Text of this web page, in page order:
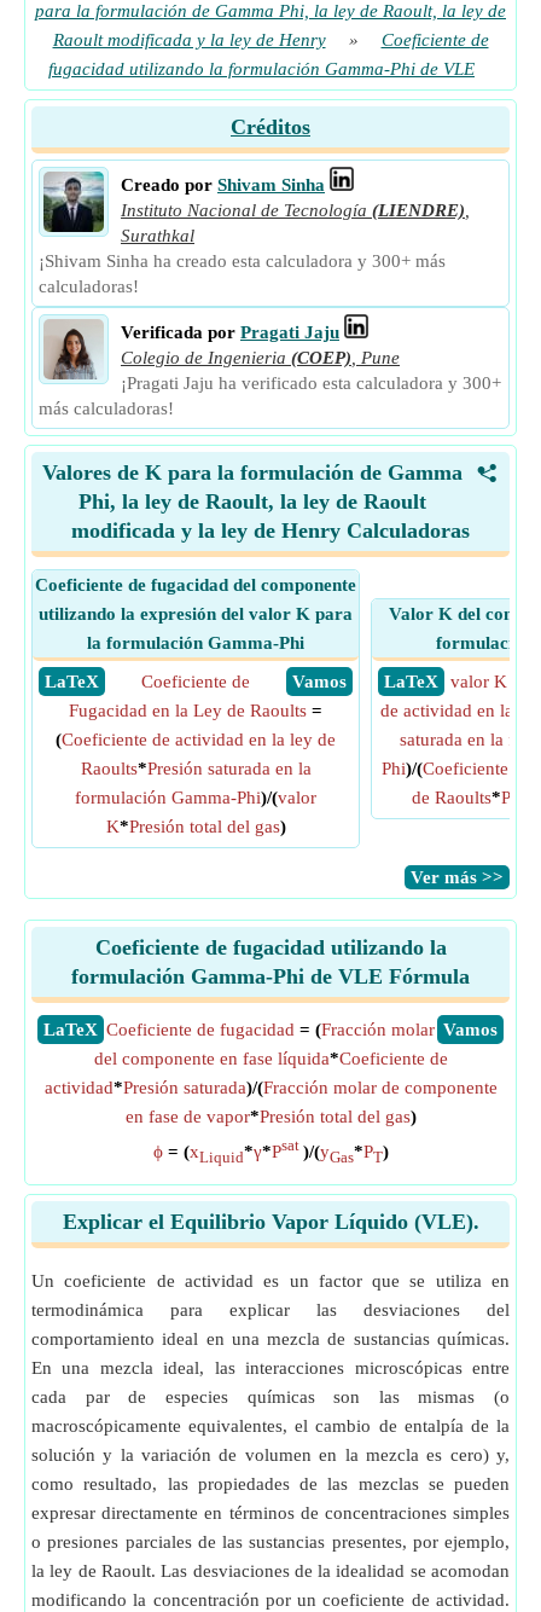
para la formulación de Gamma Phi, la ley de Raoult, la ley de
Raoult modificada y la ley de Henry
»
Coeficiente de
fugacidad utilizando la formulación Gamma-Phi de VLE
Créditos
Creado por Shivam Sinha
Instituto Nacional de Tecnología (LIENDRE)
Surathkal
¡Shivam Sinha ha creado esta calculadora y 300+ más
calculadoras!
Verificada por Pragati Jaju
Colegio de Ingenieria (COEP)
Pune
¡Pragati Jaju ha verificado esta calculadora y 300+
más calculadoras!
<
Valores de K para la formulación de Gamma
Phi, la ley de Raoult, la ley de Raoult
modificada y la ley de Henry Calculadoras
Coeficiente de fugacidad del componente
utilizando la expresión del valor K para
la formulación Gamma-Phi
​ LaTeX
​ Vamos
Coeficiente de
Fugacidad en la Ley de Raoults =
(Coeficiente de actividad en la ley de
Raoults*Presión saturada en la
formulación Gamma-Phi)/(valor
K*Presión total del gas)
Valor K del
formulación
​ LaTeX
valor K
de actividad en la
saturada en la
Phi)/(Coeficiente de
de Raoults*
​Ver más >>
Coeficiente de fugacidad utilizando la
formulación Gamma-Phi de VLE Fórmula
​LaTeX ​Vamos
Coeficiente de fugacidad = (Fracción molar
del componente en fase líquida*Coeficiente de
actividad*Presión saturada)/(Fracción molar de componente
en fase de vapor*Presión total del gas)
ϕ= (xLiquid*γ*Psat )/(yGas*PT)
Explicar el Equilibrio Vapor Líquido (VLE).
Un coeficiente de actividad es un factor que se utiliza en
termodinámica para explicar las desviaciones del
comportamiento ideal en una mezcla de sustancias químicas.
En una mezcla ideal, las interacciones microscópicas entre
cada par de especies químicas son las mismas (o
macroscópicamente equivalentes, el cambio de entalpía de la
solución y la variación de volumen en la mezcla es cero) y,
como resultado, las propiedades de las mezclas se pueden
expresar directamente en términos de concentraciones simples
o presiones parciales de las sustancias presentes, por ejemplo,
la ley de Raoult. Las desviaciones de la idealidad se acomodan
modificando la concentración por un coeficiente de actividad.